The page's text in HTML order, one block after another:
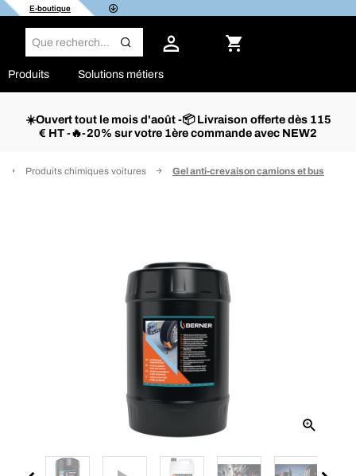
E-boutique
Produits Solutions métiers
☀️Ouvert tout le mois d'août -📦 Livraison offerte dès 115
€ HT -🔥-20% sur votre 1ère commande avec NEW2
Produits chimiques voitures Gel anti-crevaison camions et bus